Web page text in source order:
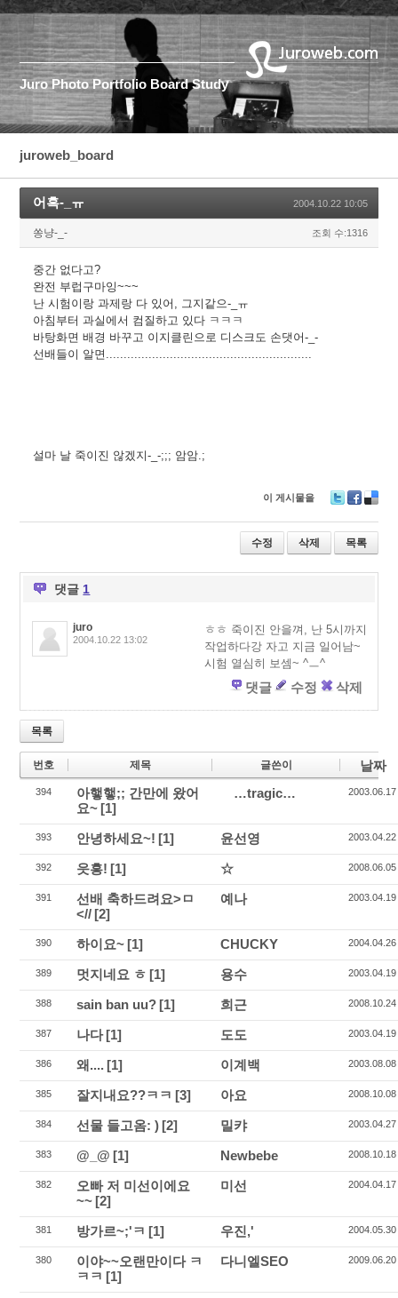
Juro Photo Portfolio Board Study
juroweb_board
어흑-_ㅠ 2004.10.22 10:05
쏭냥-_- 조회 수:1316
중간 없다고?
완전 부럽구마잉~~~
난 시험이랑 과제랑 다 있어, 그지같으-_ㅠ
아침부터 과실에서 컴질하고 있다 ㅋㅋㅋ
바탕화면 배경 바꾸고 이지클린으로 디스크도 손댓어-_-
선배들이 알면..........................................................
설마 날 죽이진 않겠지-_-;;; 암암.;
이 게시물을
wi
er
ac
e
b
eli
ci
o
수정 삭제 목록
댓글 1
juro
2004.10.22 13:02
ㅎㅎ 죽이진 안을껴, 난 5시까지
작업하다강 자고 지금 일어남~
시험 열심히 보셈~ ^ㅡ^
댓글 수정 삭제
목록
번호 제목 글쓴이 날짜
394
아햏햏;; 간만에 왔어
요~ [1]
…tragic… 2003.06.17
393 안녕하세요~! [1] 윤선영 2003.04.22
392 읏흥! [1] ☆ 2008.06.05
391
선배 축하드려요>ㅁ
<// [2]
예나 2003.04.19
390 하이요~ [1] CHUCKY 2004.04.26
389 멋지네요 ㅎ [1] 용수 2003.04.19
388 sain ban uu? [1] 희근 2008.10.24
387 나다[1] 도도 2003.04.19
386 왜.... [1] 이계백 2003.08.08
385 잘지내요??ㅋㅋ [3] 아요 2008.10.08
384 선물 들고옴: ) [2] 밀캬 2003.04.27
383 @_@ [1] Newbebe 2008.10.18
382
오빠 저 미선이에요
~~ [2]
미선 2004.04.17
381 방가르~;'ㅋ [1] 우진,' 2004.05.30
380
이야~~오랜만이다 ㅋ
ㅋㅋ [1]
다니엘SEO 2009.06.20